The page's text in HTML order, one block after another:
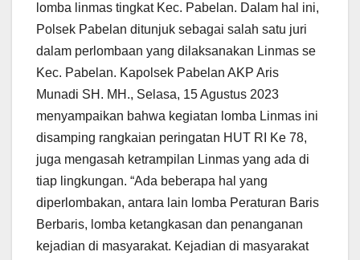
lomba linmas tingkat Kec. Pabelan. Dalam hal ini,
Polsek Pabelan ditunjuk sebagai salah satu juri
dalam perlombaan yang dilaksanakan Linmas se
Kec. Pabelan. Kapolsek Pabelan AKP Aris
Munadi SH. MH., Selasa, 15 Agustus 2023
menyampaikan bahwa kegiatan lomba Linmas ini
disamping rangkaian peringatan HUT RI Ke 78,
juga mengasah ketrampilan Linmas yang ada di
tiap lingkungan. “Ada beberapa hal yang
diperlombakan, antara lain lomba Peraturan Baris
Berbaris, lomba ketangkasan dan penanganan
kejadian di masyarakat. Kejadian di masyarakat